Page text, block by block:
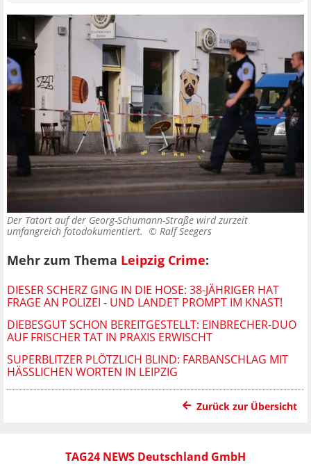
Der Tatort auf der Georg-Schumann-Straße wird zurzeit
umfangreich fotodokumentiert. © Ralf Seegers
Mehr zum Thema Leipzig Crime:
DIESER SCHERZ GING IN DIE HOSE: 38-JÄHRIGER HAT
FRAGE AN POLIZEI - UND LANDET PROMPT IM KNAST!
DIEBESGUT SCHON BEREITGESTELLT: EINBRECHER-DUO
AUF FRISCHER TAT IN PRAXIS ERWISCHT
SUPERBLITZER PLÖTZLICH BLIND: FARBANSCHLAG MIT
HÄSSLICHEN WORTEN IN LEIPZIG
Zurück zur Übersicht
TAG24 NEWS Deutschland GmbH